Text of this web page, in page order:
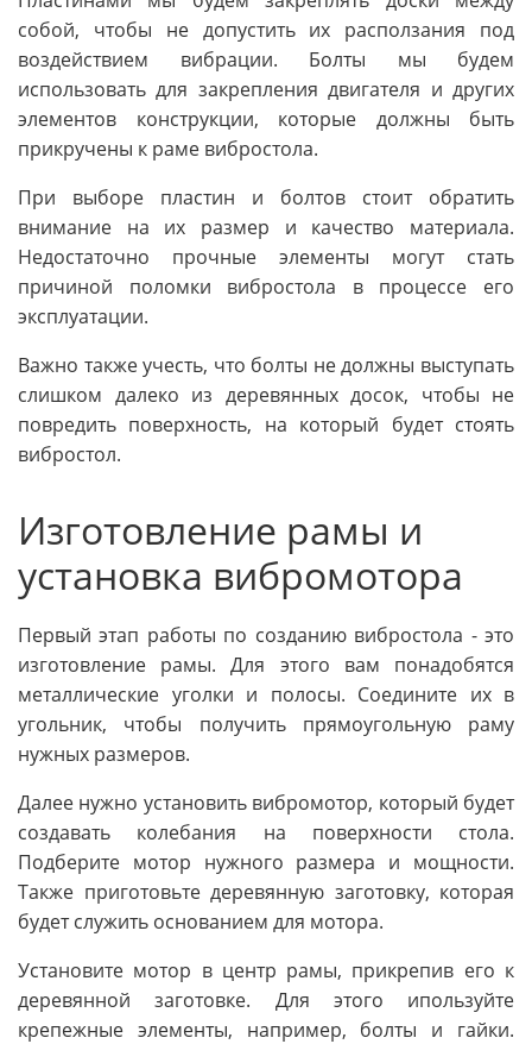
собой, чтобы не допустить их расползания под
воздействием вибрации. Болты мы будем
использовать для закрепления двигателя и других
элементов конструкции, которые должны быть
прикручены к раме вибростола.
При выборе пластин и болтов стоит обратить
внимание на их размер и качество материала.
Недостаточно прочные элементы могут стать
причиной поломки вибростола в процессе его
эксплуатации.
Важно также учесть, что болты не должны выступать
слишком далеко из деревянных досок, чтобы не
повредить поверхность, на который будет стоять
вибростол.
Изготовление рамы и
установка вибромотора
Первый этап работы по созданию вибростола - это
изготовление рамы. Для этого вам понадобятся
металлические уголки и полосы. Соедините их в
угольник, чтобы получить прямоугольную раму
нужных размеров.
Далее нужно установить вибромотор, который будет
создавать колебания на поверхности стола.
Подберите мотор нужного размера и мощности.
Также приготовьте деревянную заготовку, которая
будет служить основанием для мотора.
Установите мотор в центр рамы, прикрепив его к
деревянной заготовке. Для этого ипользуйте
крепежные элементы, например, болты и гайки.